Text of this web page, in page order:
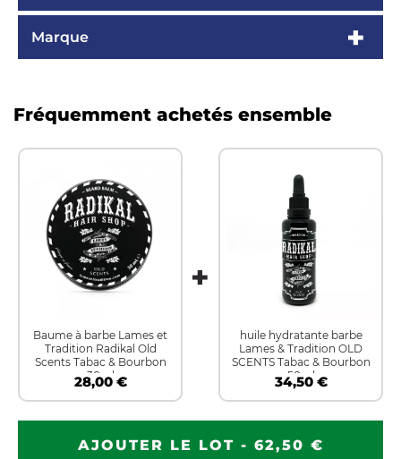
Marque
Fréquemment achetés ensemble
Baume à barbe Lames et
Tradition Radikal Old
Scents Tabac & Bourbon
30ml
28,00 €
huile hydratante barbe
Lames & Tradition OLD
SCENTS Tabac & Bourbon
50ml
34,50 €
AJOUTER LE LOT - 62,50 €